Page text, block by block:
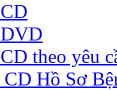
theo yêu
Hồ Sơ